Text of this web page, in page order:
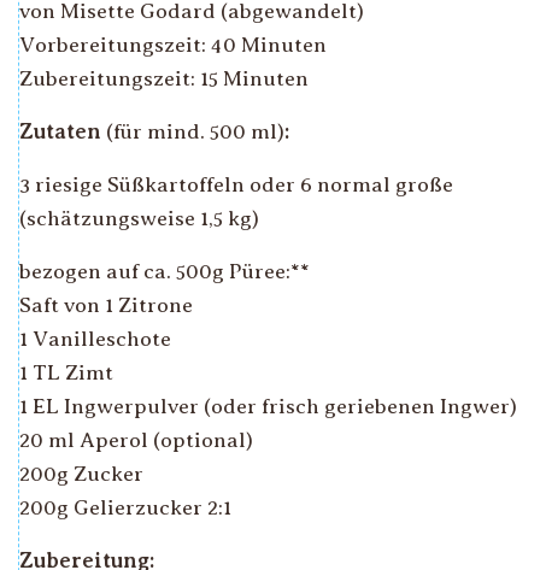
von Misette Godard (abgewandelt)
Vorbereitungszeit: 40 Minuten
Zubereitungszeit: 15 Minuten
Zutaten (für mind. 500 ml):
3 riesige Süßkartoffeln oder 6 normal große
(schätzungsweise 1,5 kg)
bezogen auf ca. 500g Püree:**
Saft von 1 Zitrone
1 Vanilleschote
1 TL Zimt
1 EL Ingwerpulver (oder frisch geriebenen Ingwer)
20 ml Aperol (optional)
200g Zucker
200g Gelierzucker 2:1
Zubereitung: